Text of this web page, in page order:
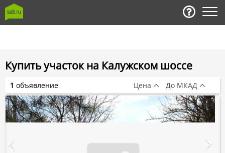
Купить участок на Калужском шоссе
1 объявление Цена До МКАД